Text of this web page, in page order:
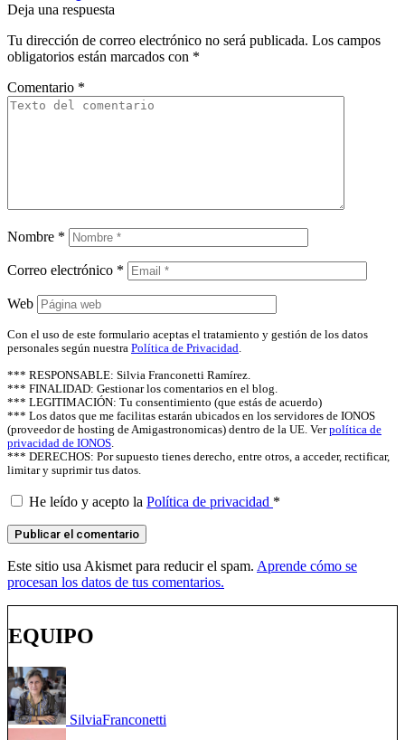
Deja una respuesta
Tu dirección de correo electrónico no será publicada. Los campos
obligatorios están marcados con *
Comentario *
Nombre *
Correo electrónico *
Web
Con el uso de este formulario aceptas el tratamiento y gestión de los datos
personales según nuestra Política de Privacidad.
*** RESPONSABLE: Silvia Franconetti Ramírez.
*** FINALIDAD: Gestionar los comentarios en el blog.
*** LEGITIMACIÓN: Tu consentimiento (que estás de acuerdo)
*** Los datos que me facilitas estarán ubicados en los servidores de IONOS
(proveedor de hosting de Amigastronomicas) dentro de la UE. Verpolítica de
privacidad de IONOS.
*** DERECHOS: Por supuesto tienes derecho, entre otros, a acceder, rectificar,
limitar y suprimir tus datos.
He leído y acepto la Política de privacidad *
Este sitio usa Akismet para reducir el spam. Aprende cómo se
procesan los datos de tus comentarios.
EQUIPO
SilviaFranconetti